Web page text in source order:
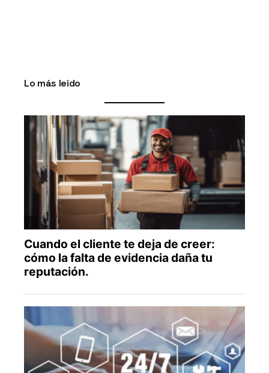
Lo más leido